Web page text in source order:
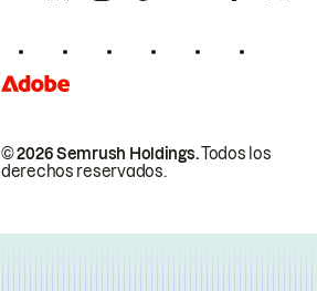
© 2026 Semrush Holdings.Todos los
derechos reservados.